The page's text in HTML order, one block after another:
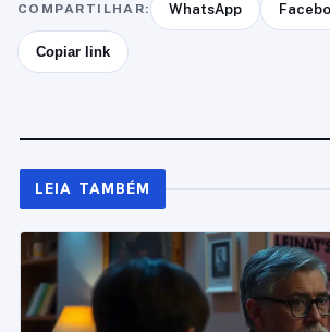
COMPARTILHAR: WhatsApp
Copiar link
LEIA TAMBÉM